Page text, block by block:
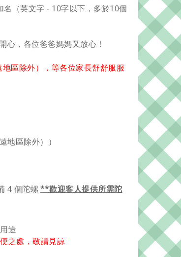
名（英文字 - 10字以下，多於10個
心，各位爸爸媽媽又放心！
地區除外），等各位家長舒舒服服
區除外））
4 個陀螺 **歡迎客人提供所需陀
途
之處，敬請見諒